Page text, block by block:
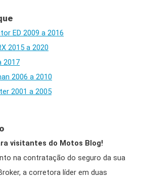
ED 2009 a 2016
2015 a 2020
2017
2006 a 2010
2001 a 2005
visitantes do Motos Blog!
na contratação do seguro da sua
a corretora líder em duas